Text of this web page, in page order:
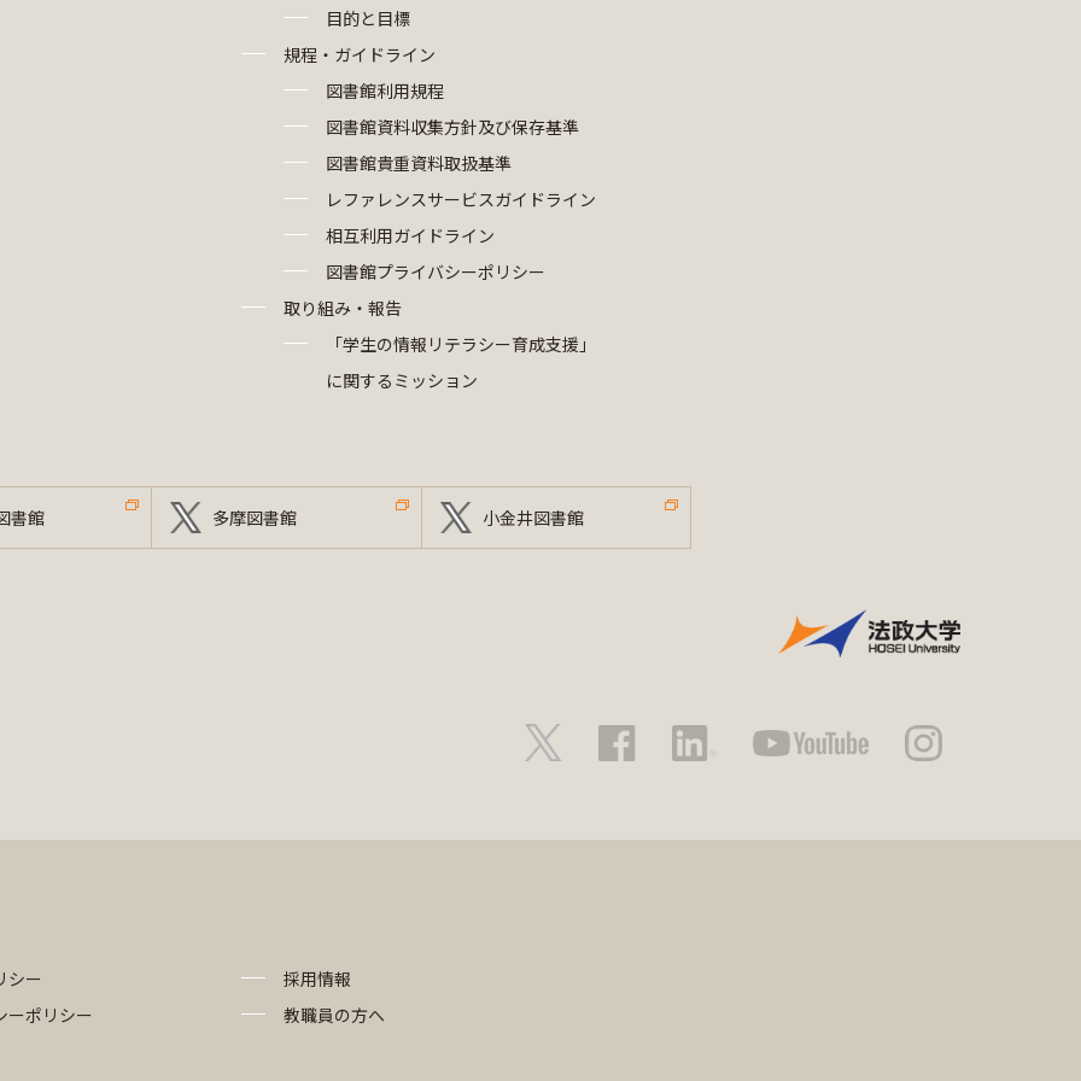
目的と目標
規程・ガイドライン
図書館利用規程
図書館資料収集方針及び保存基準
図書館貴重資料取扱基準
レファレンスサービスガイドライン
相互利用ガイドライン
図書館プライバシーポリシー
取り組み・報告
「学生の情報リテラシー育成支援」
に関するミッション
書館 多摩図書館 小金井図書館
シー
ーポリシー
採用情報
教職員の方へ